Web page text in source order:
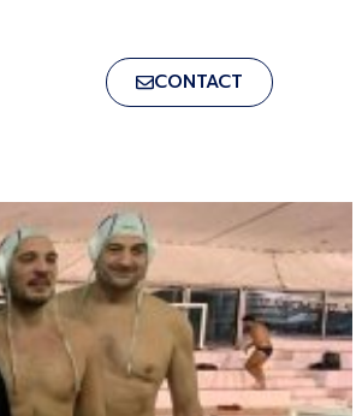
CONTACT